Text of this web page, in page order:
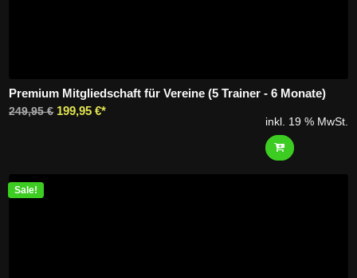
Premium Mitgliedschaft für Vereine (5 Trainer - 6 Monate)
249,95€ Ursprünglicher
199,95€ Aktueller
inkl. 19 % MwSt.
Sale!